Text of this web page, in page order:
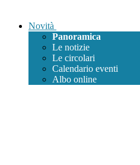
Novità
Panoramica
Le notizie
Le circolari
Calendario eventi
Albo online